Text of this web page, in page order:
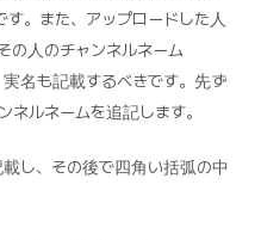
。また、アップロードした人
の人のチャンネルネーム
名も記載するべきです。先ず
ルネームを追記します。
し、その後で四角い括弧の中